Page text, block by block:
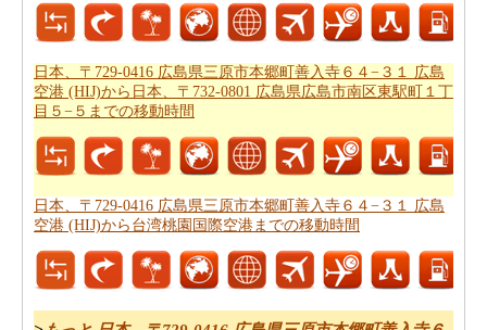
広島空港 (HIJ)から日本、〒739-2101 広島県東広島市高屋
町造賀５６７６までの旅行する方法については、旅行の
要約を取得します。
あなたはいつも道路で旅行中に多くの時間を費やすこと
はできません。あなたは飛行機で行く方が良いかもしれ
ません。日本、〒729-0416 広島県三原市本郷町善入寺６
島市高屋町造賀５６７６までの飛行時間をもらいます。
新しい場所に行くの後、あなたの目的地へのルートを知
ることが重要です。場合はルートを認識していません、
あなたは日本、〒729-0416 広島県三原市本郷町善入寺６
日本、〒729-0416 広島県三原市本郷町善入寺６４−３１ 広島
空港 (HIJ)から日本、〒732-0801 広島県広島市南区東駅町１丁
目５−５までの移動時間
日本、〒729-0416 広島県三原市本郷町善入寺６４−３１ 広島
空港 (HIJ)から台湾桃園国際空港までの移動時間